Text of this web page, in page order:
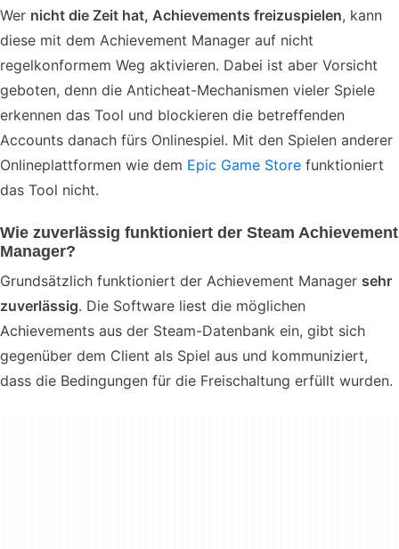
Wer nicht die Zeit hat, Achievements freizuspielen, kann
diese mit dem Achievement Manager auf nicht
regelkonformem Weg aktivieren. Dabei ist aber Vorsicht
geboten, denn die Anticheat-Mechanismen vieler Spiele
erkennen das Tool und blockieren die betreffenden
Accounts danach fürs Onlinespiel. Mit den Spielen anderer
Onlineplattformen wie dem Epic Game Store funktioniert
das Tool nicht.
Wie zuverlässig funktioniert der Steam Achievement
Manager?
Grundsätzlich funktioniert der Achievement Manager sehr
zuverlässig. Die Software liest die möglichen
Achievements aus der Steam-Datenbank ein, gibt sich
gegenüber dem Client als Spiel aus und kommuniziert,
dass die Bedingungen für die Freischaltung erfüllt wurden.